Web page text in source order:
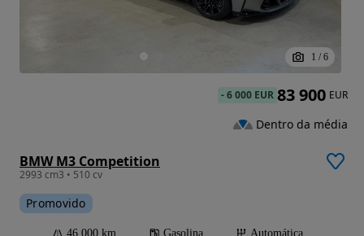
1 / 6
BMW M3 Competition
2993 cm3 • 510 cv
Promovido
46 000 km Gasolina Automática
-6 000 EUR 83 900 EUR
Dentro da média